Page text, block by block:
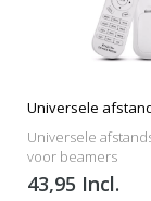
Universele
Universele
voor beamers
43,95 Incl.